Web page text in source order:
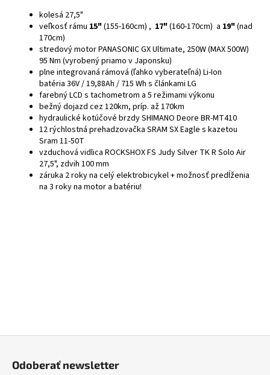
kolesá 27,5"
veľkosťrámu 15"(155-160cm) , 17"(160-170cm) a 19"(nad
170cm)
stredovýmotorPANASONIC GX Ultimate, 250W (MAX 500W)
95 Nm (vyrobený priamo v Japonsku)
plne integrovaná rámová (ľahko vyberateľná) Li-Ion
batéria 36V / 19,88Ah / 715 Wh s článkami LG
farebný LCD s tachometrom a 5 režimami výkonu
bežný dojazd cez120km, príp. až 170km
hydraulické kotúčové brzdySHIMANO Deore BR-MT410
12 rýchlostná prehadzovačka SRAM SX Eagle s kazetou
Sram 11-50T
vzduchová vidlica ROCKSHOX FS Judy Silver TK R Solo Air
27,5", zdvih 100 mm
záruka 2 roky na celý elektrobicykel + možnosť predĺženia
na 3 roky na motor a batériu!
Odoberať newsletter